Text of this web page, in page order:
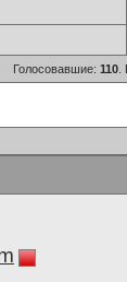
Голосовавшие: 110